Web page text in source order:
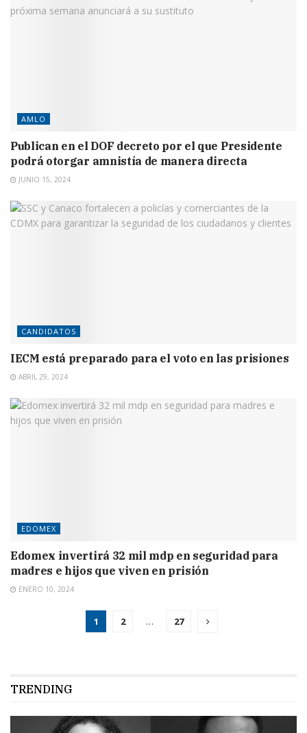
AMLO
Publican en el DOF decreto por el que Presidente
podrá otorgar amnistía de manera directa
JUNIO 15, 2024
CANDIDATOS
IECM está preparado para el voto en las prisiones
ABRIL 29, 2024
EDOMEX
Edomex invertirá 32 mil mdp en seguridad para
madres e hijos que viven en prisión
ENERO 10, 2024
1 2 … 27
TRENDING